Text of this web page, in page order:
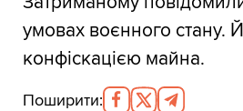
умовах воєнного стану.
конфіскацією майна.
Поширити: